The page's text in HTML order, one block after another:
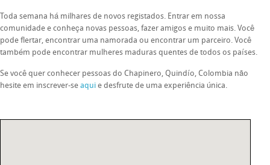
Toda semana há milhares de novos registados. Entrar em nossa
comunidade e conheça novas pessoas, fazer amigos e muito mais. Você
pode flertar, encontrar uma namorada ou encontrar um parceiro. Você
também pode encontrar mulheres maduras quentes de todos os países.
Se você quer conhecer pessoas do Chapinero, Quindío, Colombia não
hesite em inscrever-se aqui e desfrute de uma experiência única.